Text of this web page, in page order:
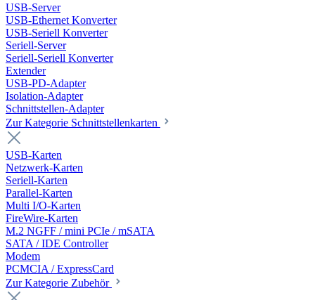
USB-Server
USB-Ethernet Konverter
USB-Seriell Konverter
Seriell-Server
Seriell-Seriell Konverter
Extender
USB-PD-Adapter
Isolation-Adapter
Schnittstellen-Adapter
Zur Kategorie Schnittstellenkarten
USB-Karten
Netzwerk-Karten
Seriell-Karten
Parallel-Karten
Multi I/O-Karten
FireWire-Karten
M.2 NGFF / mini PCIe / mSATA
SATA / IDE Controller
Modem
PCMCIA / ExpressCard
Zur Kategorie Zubehör